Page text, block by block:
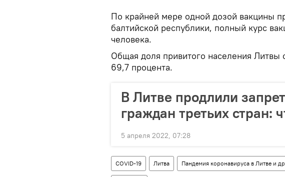
По крайней мере одной дозой вакцины
балтийской республики, полный курс
человека.
Общая доля привитого населения Литвы
69,7 процента.
В Литве продлили
граждан третьих стран:
5 апреля 2022, 07:28
COVID-19 Литва Пандемия коронавируса в Литве и